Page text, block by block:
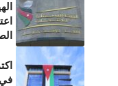
في